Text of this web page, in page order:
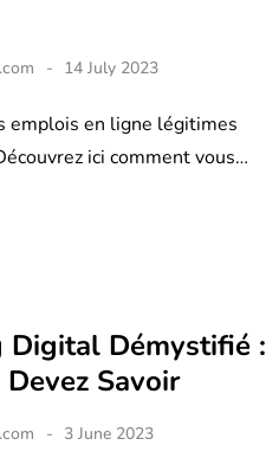
14 July 2023
emplois en ligne légitimes
ici comment vous…
Digital Démystifié :
Devez Savoir
3 June 2023